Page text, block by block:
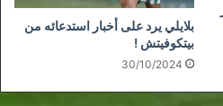
بلايلي يرد على أخبار استدعائه من
بيتكوفيتش !
30/10/2024